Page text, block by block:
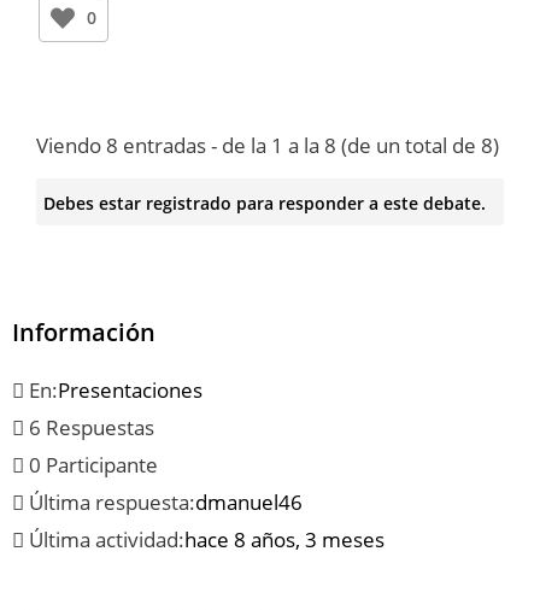
0
Viendo 8 entradas - de la 1 a la 8 (de un total de 8)
Debes estar registrado para responder a este debate.
Información
En:Presentaciones
6 Respuestas
0 Participante
Última respuesta:dmanuel46
Última actividad:hace 8 años, 3 meses